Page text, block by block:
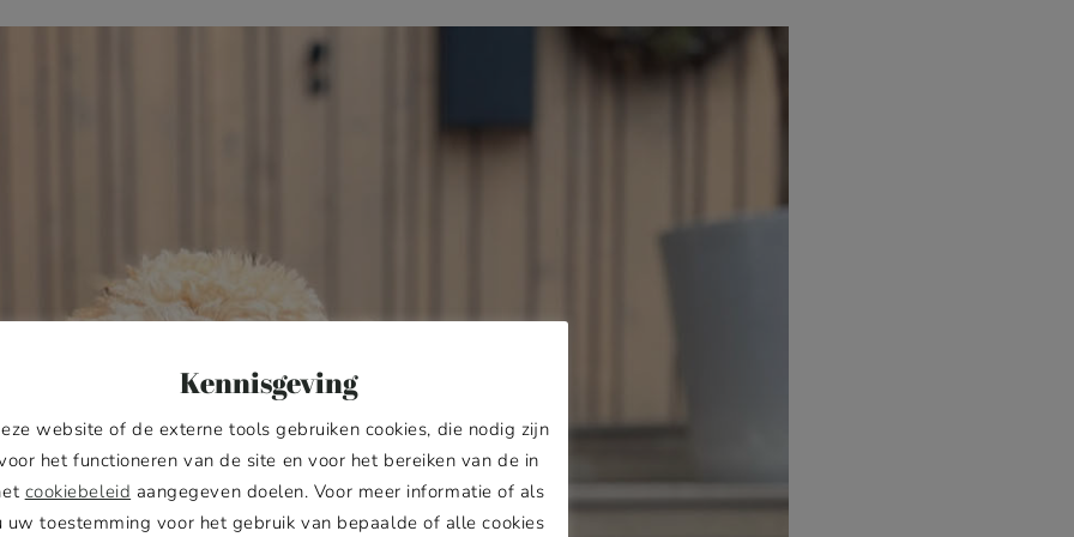
Kennisgeving
website of de externe tools gebruiken cookies, die nodig zijn
het functioneren van de site en voor het bereiken van de in
cookiebeleid aangegeven doelen. Voor meer informatie of als
uw toestemming voor het gebruik van bepaalde of alle cookies